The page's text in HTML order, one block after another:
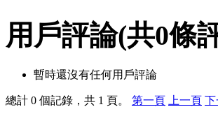
用戶評論(共0條
暫時還沒有任何用戶評論
總計 0 個記錄，共 1 頁。 第一頁 上一頁 下